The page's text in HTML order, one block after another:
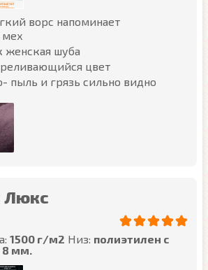
ворс напоминает
мех
женская шуба
цвет
пыль и грязь сильно видно
Люкс
1500 г/м2 Низ: полиэтилен с
8 мм.